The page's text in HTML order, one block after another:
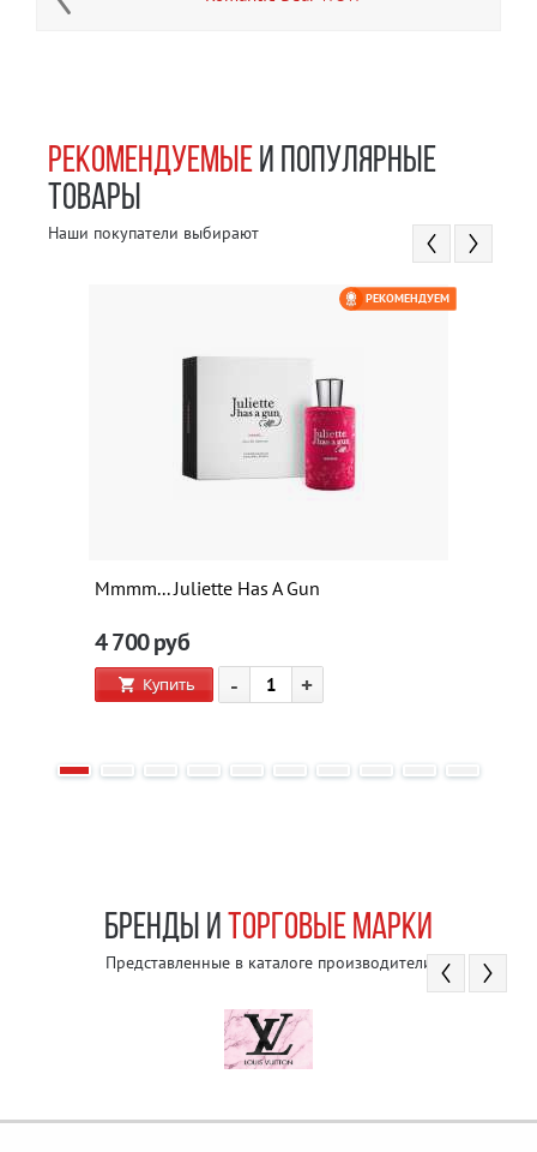
РЕКОМЕНДУЕМЫЕИ ПОПУЛЯРНЫЕ
ТОВАРЫ
Наши покупатели выбирают
Mmmm... Juliette Has A Gun
4 700руб
Купить - +
РЕКОМЕНДУЕМ
БРЕНДЫ И ТОРГОВЫЕ МАРКИ
Представленные в каталоге производители